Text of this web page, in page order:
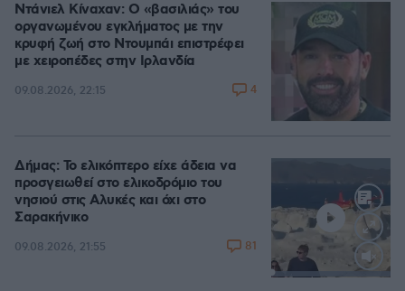
Ντάνιελ Κίναχαν: Ο «βασιλιάς» του
οργανωμένου εγκλήματος με την
κρυφή ζωή στο Ντουμπάι επιστρέφει
με χειροπέδες στην Ιρλανδία
09.08.2026, 22:15 4
Loaded
Δήμας: Το ελικόπτερο είχε άδεια να
προσγειωθεί στο ελικοδρόμιο του
νησιού στις Αλυκές και όχι στο
Σαρακήνικο
09.08.2026, 21:55 81